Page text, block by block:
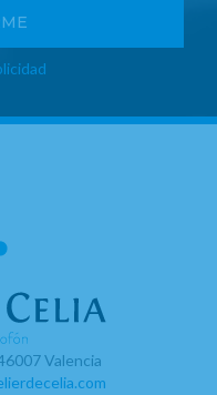
Valencia